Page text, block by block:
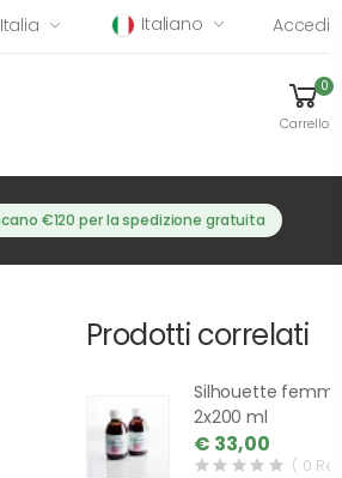
Italia Italiano Accedi
0
Carrello
€120 per la spedizione gratuita
Prodotti correlati
Silhouette
2x200 ml
€ 33,00
( 0